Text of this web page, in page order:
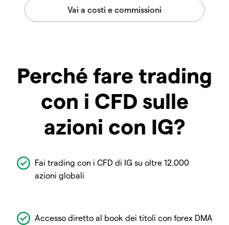
Perché fare trading
con i CFD sulle
azioni con IG?
Fai trading con i CFD di IG su oltre 12.000
azioni globali
Accesso diretto al book dei titoli con forex DMA